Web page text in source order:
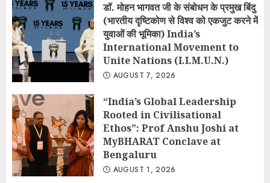
डॉ. मोहन भागवत जी के संबोधन के प्रमुख बिंदु
(भारतीय दृष्टिकोण से विश्व को एकजुट करने में
युवाओं की भूमिका) India’s
International Movement to
Unite Nations (I.I.M.U.N.)
AUGUST 7, 2026
“India’s Global Leadership
Rooted in Civilisational
Ethos”: Prof Anshu Joshi at
MyBHARAT Conclave at
Bengaluru
AUGUST 1, 2026